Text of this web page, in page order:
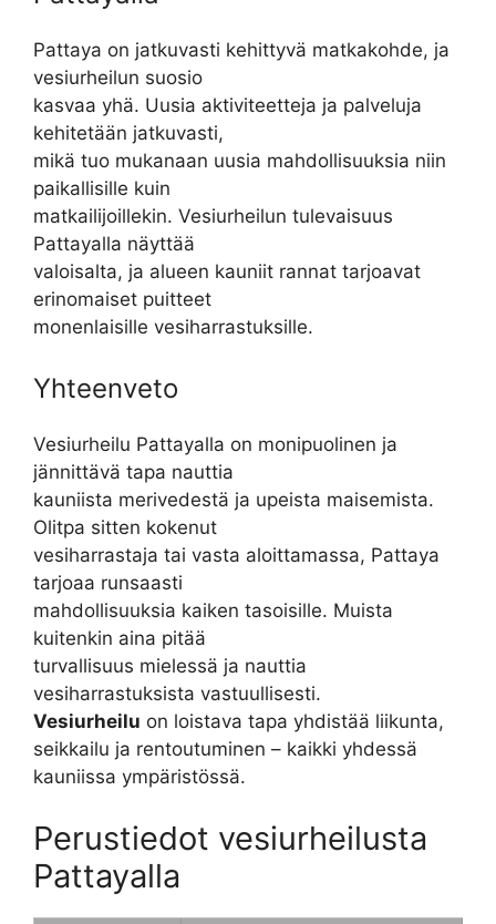
Pattaya on jatkuvasti kehittyvä matkakohde, ja
vesiurheilun suosio
kasvaa yhä. Uusia aktiviteetteja ja palveluja
kehitetään jatkuvasti,
mikä tuo mukanaan uusia mahdollisuuksia niin
paikallisille kuin
matkailijoillekin. Vesiurheilun tulevaisuus
Pattayalla näyttää
valoisalta, ja alueen kauniit rannat tarjoavat
erinomaiset puitteet
monenlaisille vesiharrastuksille.
Yhteenveto
Vesiurheilu Pattayalla on monipuolinen ja
jännittävä tapa nauttia
kauniista merivedestä ja upeista maisemista.
Olitpa sitten kokenut
vesiharrastaja tai vasta aloittamassa, Pattaya
tarjoaa runsaasti
mahdollisuuksia kaiken tasoisille. Muista
kuitenkin aina pitää
turvallisuus mielessä ja nauttia
vesiharrastuksista vastuullisesti.
Vesiurheilu on loistava tapa yhdistää liikunta,
seikkailu ja rentoutuminen – kaikki yhdessä
kauniissa ympäristössä.
Perustiedot vesiurheilusta
Pattayalla